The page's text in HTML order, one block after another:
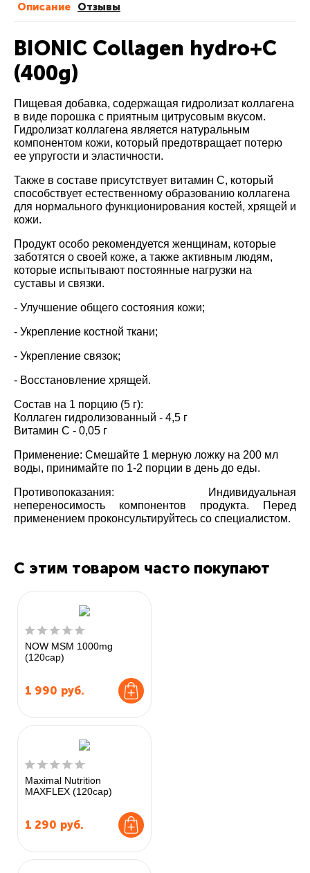
Описание Отзывы
BIONIC Collagen hydro+C
(400g)
Пищевая добавка, содержащая гидролизат коллагена
в виде порошка с приятным цитрусовым вкусом.
Гидролизат коллагена является натуральным
компонентом кожи, который предотвращает потерю
ее упругости и эластичности.
Также в составе присутствует витамин С, который
способствует естественному образованию коллагена
для нормального функционирования костей, хрящей и
кожи.
Продукт особо рекомендуется женщинам, которые
заботятся о своей коже, а также активным людям,
которые испытывают постоянные нагрузки на
суставы и связки.
- Улучшение общего состояния кожи;
- Укрепление костной ткани;
- Укрепление связок;
- Восстановление хрящей.
Состав на 1 порцию (5 г):
Коллаген гидролизованный - 4,5 г
Витамин С - 0,05 г
Применение: Смешайте 1 мерную ложку на 200 мл
воды, принимайте по 1-2 порции в день до еды.
Противопоказания:
Индивидуальная
непереносимость компонентов продукта. Перед
применением проконсультируйтесь со специалистом.
С этим товаром часто покупают
NOW MSM 1000mg
(120cap)
1 990 руб.
Maximal Nutrition
MAXFLEX (120cap)
1 290 руб.